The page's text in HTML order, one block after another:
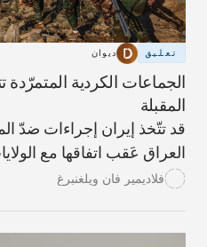
تعليق ديوان
الجماعات الكردية
المقبلة
قد تتّخذ إيران إجراءات ضدّ
العراق عَقب اتفاقها مع
فلاديمير فان ويلغنبرغ